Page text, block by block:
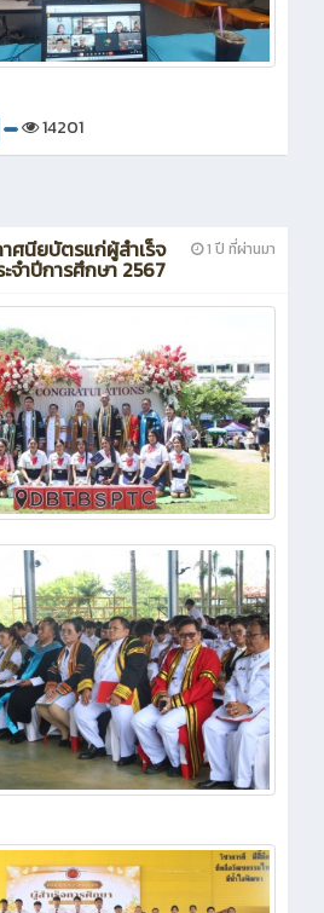
14201
1 ปี ที่ผ่านมา
ศนียบัตรแก่ผู้สำเร็จ
จำปีการศึกษา 2567